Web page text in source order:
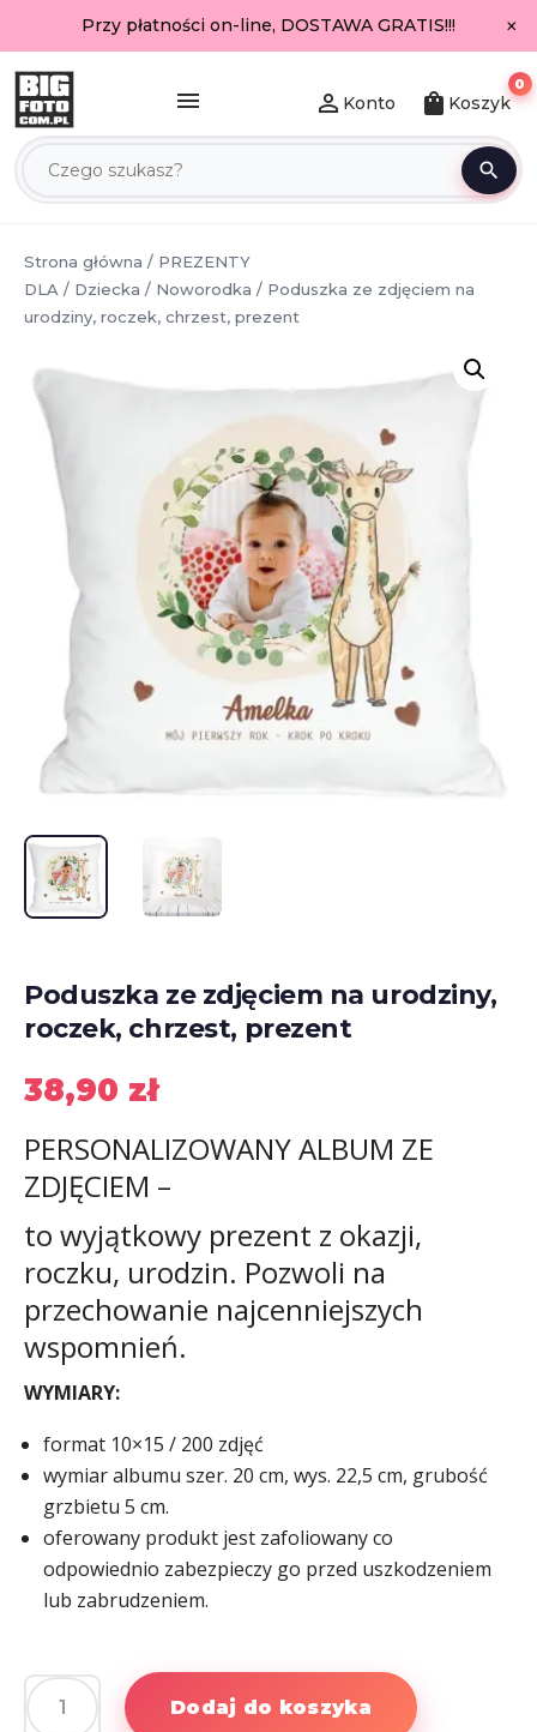
Przy płatności on-line, DOSTAWA GRATIS!!! ×
menu
search
person_outline Konto shopping_bag Koszyk
0
Strona główna / PREZENTY
DLA / Dziecka / Noworodka / Poduszka ze zdjęciem na
urodziny, roczek, chrzest, prezent
Poduszka ze zdjęciem na urodziny,
roczek, chrzest, prezent
38,90 zł
PERSONALIZOWANY ALBUM ZE
ZDJĘCIEM –
to wyjątkowy prezent z okazji,
roczku, urodzin. Pozwoli na
przechowanie najcenniejszych
wspomnień.
WYMIARY:
format 10×15 / 200 zdjęć
wymiar albumu szer. 20 cm, wys. 22,5 cm, grubość
grzbietu 5 cm.
oferowany produkt jest zafoliowany co
odpowiednio zabezpieczy go przed uszkodzeniem
lub zabrudzeniem.
ilość
Dodaj do koszyka